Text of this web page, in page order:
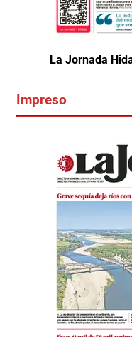
La Jornada
Impreso